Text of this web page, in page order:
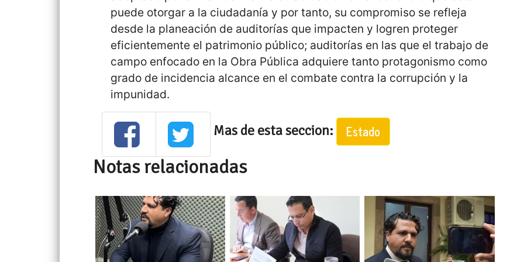
puede otorgar a la ciudadanía y por tanto, su compromiso se refleja
desde la planeación de auditorías que impacten y logren proteger
eficientemente el patrimonio público; auditorías en las que el trabajo de
campo enfocado en la Obra Pública adquiere tanto protagonismo como
grado de incidencia alcance en el combate contra la corrupción y la
impunidad.
Mas de esta seccion: Estado
Notas relacionadas